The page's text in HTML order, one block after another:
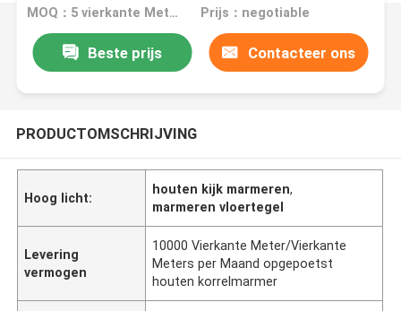
MOQ：5 vierkante Meter/Vierkant Prijs：negotiable
Beste prijs Contacteer ons
PRODUCTOMSCHRIJVING
Hoog licht:
houten kijk marmeren,
marmeren vloertegel
Levering
vermogen
10000 Vierkante Meter/Vierkante
Meters per Maand opgepoetst
houten korrelmarmer